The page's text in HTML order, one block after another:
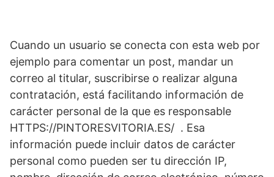
Cuando un usuario se conecta con esta web por
ejemplo para comentar un post, mandar un
correo al titular, suscribirse o realizar alguna
contratación, está facilitando información de
carácter personal de la que es responsable
HTTPS://PINTORESVITORIA.ES/ . Esa
información puede incluir datos de carácter
personal como pueden ser tu dirección IP,